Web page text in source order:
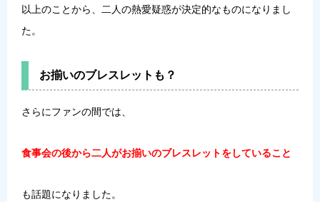
以上のことから、二人の熱愛疑惑が決定的なものになりまし
た。
お揃いのブレスレットも？
さらにファンの間では、
食事会の後から二人がお揃いのブレスレットをしていること
も話題になりました。